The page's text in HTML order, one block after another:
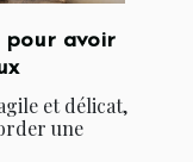
pour avoir
et délicat,
une